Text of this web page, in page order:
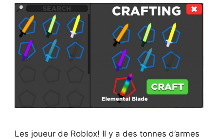
Les joueur de Roblox! Il y a des tonnes d’armes